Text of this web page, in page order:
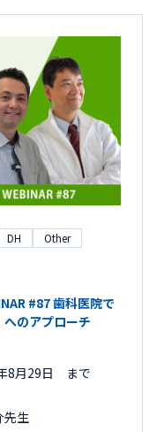
DH Other
#87 歯科医院で
のアプローチ
8月29日 まで
先生